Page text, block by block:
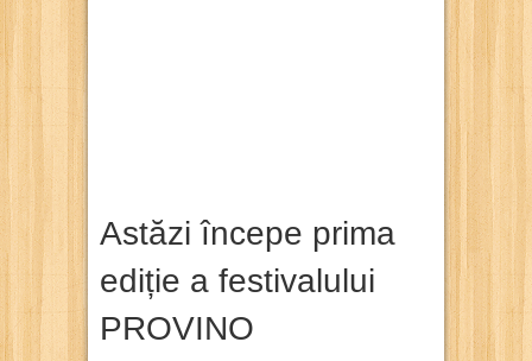
Astăzi începe prima
ediție a festivalului
PROVINO